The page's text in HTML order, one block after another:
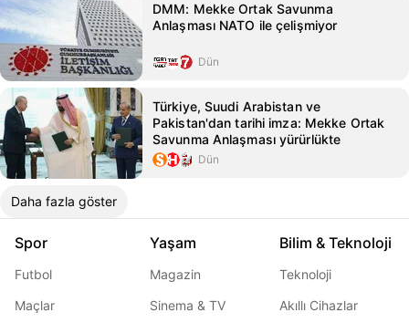
DMM: Mekke Ortak Savunma
Anlaşması NATO ile çelişmiyor
Dün
Türkiye, Suudi Arabistan ve
Pakistan'dan tarihi imza: Mekke Ortak
Savunma Anlaşması yürürlükte
Dün
Daha fazla göster
Spor
Futbol
Maçlar
Yaşam
Magazin
Sinema & TV
Bilim & Teknoloji
Teknoloji
Akıllı Cihazlar